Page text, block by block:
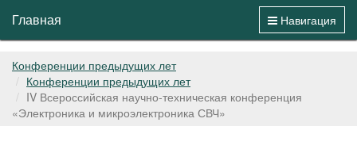
Навигация
Главная
Конференции предыдущих лет
Конференции предыдущих лет
IV Всероссийская научно-техническая конференция
«Электроника и микроэлектроника СВЧ»